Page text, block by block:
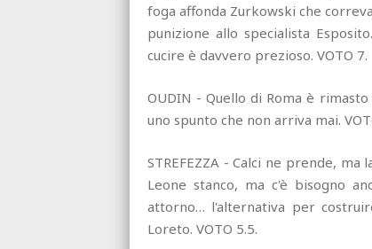
foga affonda Zurkowski che
punizione allo specialista
cucire è davvero prezioso. VOTO 7.
OUDIN - Quello di Roma è
uno spunto che non arriva mai.
STREFEZZA - Calci ne prende,
Leone stanco, ma c'è bisogno
attorno… l'alternativa per
Loreto. VOTO 5.5.